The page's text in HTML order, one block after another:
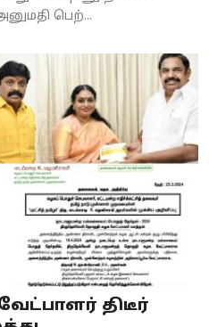
பெற்...
திடீர்